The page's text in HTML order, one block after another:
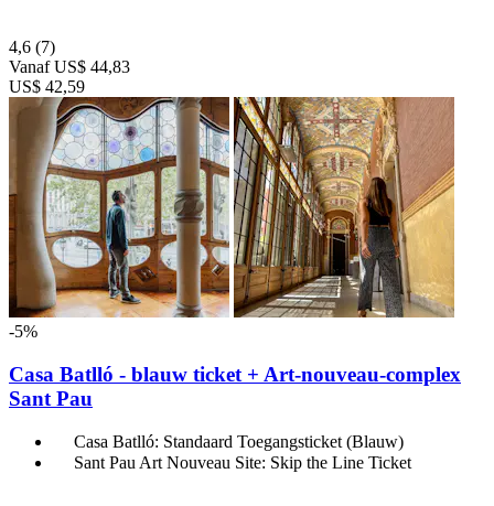
4,6 (7)
Vanaf US$ 44,83
US$ 42,59
-5%
Casa Batlló - blauw ticket + Art-nouveau-complex
Sant Pau
Casa Batlló: Standaard Toegangsticket (Blauw)
Sant Pau Art Nouveau Site: Skip the Line Ticket